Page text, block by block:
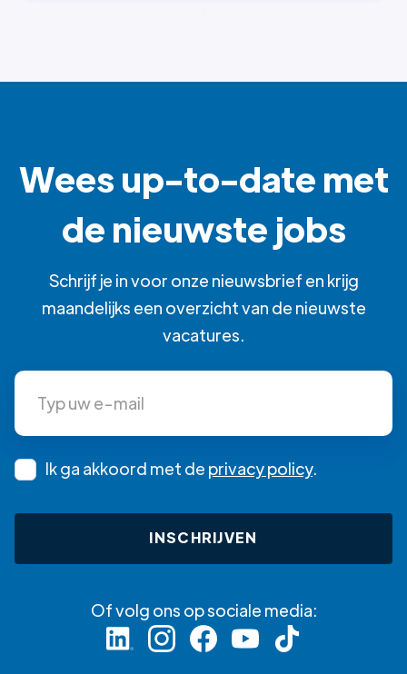
Wees up-to-date met
de nieuwste jobs
Schrijf je in voor onze nieuwsbrief en krijg
maandelijks een overzicht van de nieuwste
vacatures.
Ik ga akkoord met de privacy policy.
Of volg ons op sociale media: